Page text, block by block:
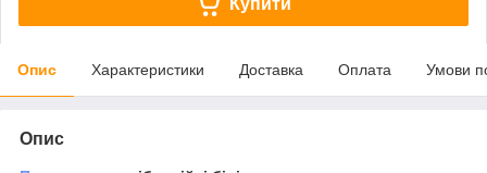
Опис Характеристики Доставка Оплата Умови
Опис